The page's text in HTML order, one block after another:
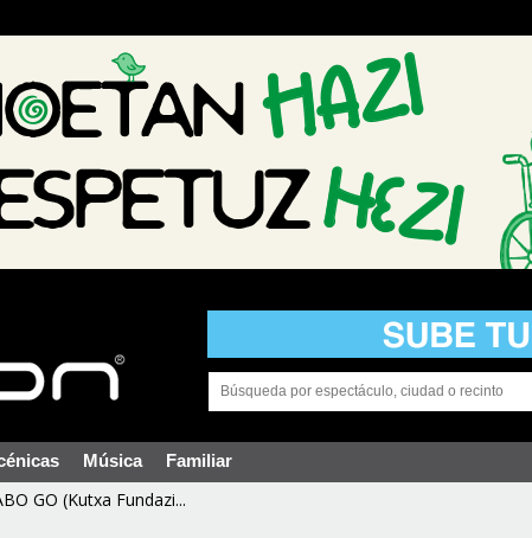
Música Familiar
GO (Kutxa Fundazi...